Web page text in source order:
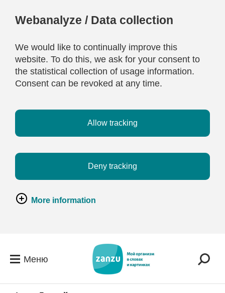
Webanalyze / Data collection
We would like to continually improve this
website. To do this, we ask for your consent to
the statistical collection of usage information.
Consent can be revoked at any time.
Allow tracking
Deny tracking
More information
Меню